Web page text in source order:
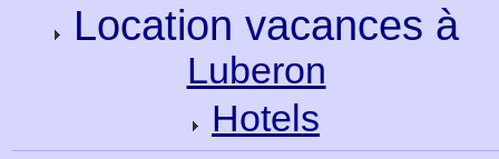
Location vacances à
Luberon
Hotels